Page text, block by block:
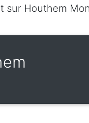
sur Houthem